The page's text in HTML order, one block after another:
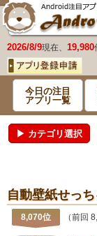
2026/8/9現在、 19,980
今日の注目
アプリ一覧
▶ カテゴリ選択
自動壁紙せっ
8,070位 （前回